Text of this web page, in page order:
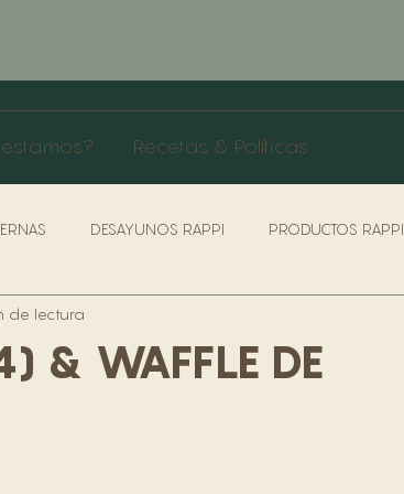
Recetas & Políticas
DESAYUNOS RAPPI PRODUCTOS RAPPI
ROLES COCINA
& WAFFLE DE
de lectura